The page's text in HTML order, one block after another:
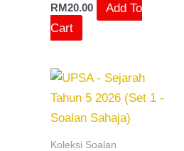
RM20.00
Add To
Cart
Koleksi Soalan